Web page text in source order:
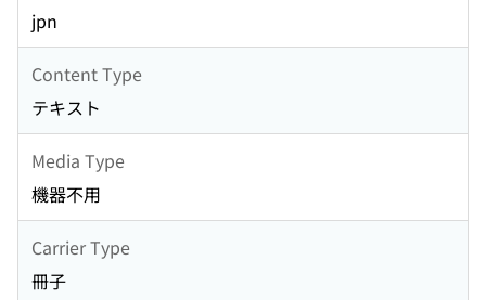
jpn
Content Type
テキスト
Media Type
機器不用
Carrier Type
冊子